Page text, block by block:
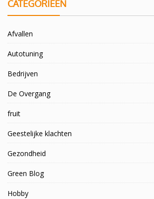
CATEGORIEËN
Afvallen
Autotuning
Bedrijven
De Overgang
fruit
Geestelijke klachten
Gezondheid
Green Blog
Hobby